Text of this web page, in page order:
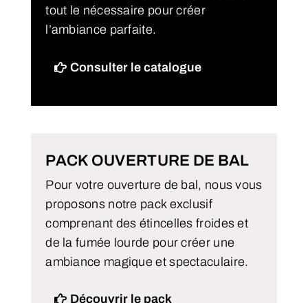
tout le nécessaire pour créer
l’ambiance parfaite.
Consulter le catalogue
PACK OUVERTURE DE BAL
Pour votre ouverture de bal, nous vous
proposons notre pack exclusif
comprenant des étincelles froides et
de la fumée lourde pour créer une
ambiance magique et spectaculaire.
Découvrir le pack